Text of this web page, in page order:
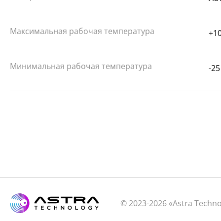
Максимальная рабочая температура
Минимальная рабочая температура -
© 2023-2026 «Astra